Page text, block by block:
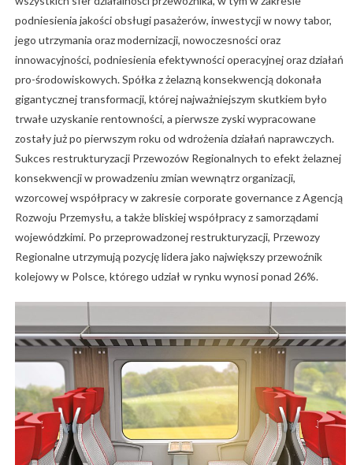
podniesienia jakości obsługi pasażerów, inwestycji w nowy tabor,
jego utrzymania oraz modernizacji, nowoczesności oraz
innowacyjności, podniesienia efektywności operacyjnej oraz działań
pro-środowiskowych. Spółka z żelazną konsekwencją dokonała
gigantycznej transformacji, której najważniejszym skutkiem było
trwałe uzyskanie rentowności, a pierwsze zyski wypracowane
zostały już po pierwszym roku od wdrożenia działań naprawczych.
Sukces restrukturyzacji Przewozów Regionalnych to efekt żelaznej
konsekwencji w prowadzeniu zmian wewnątrz organizacji,
wzorcowej współpracy w zakresie corporate governance z Agencją
Rozwoju Przemysłu, a także bliskiej współpracy z samorządami
wojewódzkimi. Po przeprowadzonej restrukturyzacji, Przewozy
Regionalne utrzymują pozycję lidera jako największy przewoźnik
kolejowy w Polsce, którego udział w rynku wynosi ponad 26%.